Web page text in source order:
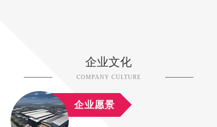
企业文化
COMPANY CULTURE
企业愿景